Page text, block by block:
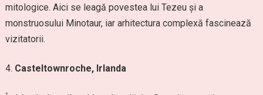
mitologice. Aici se leagă povestea lui Tezeu și a
monstruosului Minotaur, iar arhitectura complexă fascinează
vizitatorii.
Casteltownroche, Irlanda